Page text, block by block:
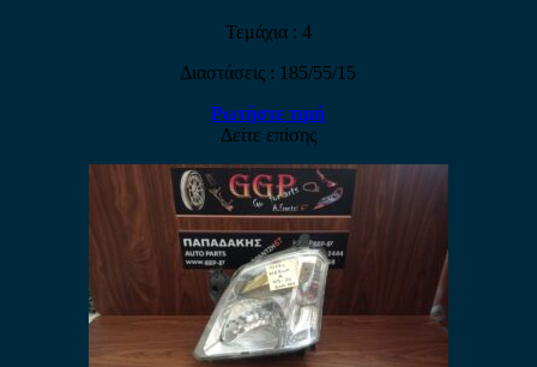
Τεμάχια : 4
Διαστάσεις : 185/55/15
Ρωτήστε τιμή
Δείτε επίσης